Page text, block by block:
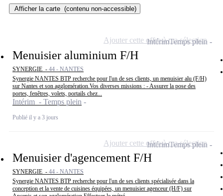
Afficher la carte (contenu non-accessible)
Menuisier aluminium F/H
SYNERGIE - 44 - NANTES
Synergie NANTES BTP recherche pour l'un de ses clients, un menuisier alu (F/H)
sur Nantes et son agglomération.Vos diverses missions : - Assurer la pose des
portes, fenêtres, volets, portails chez...
Intérim - Temps plein
Publié il y a 3 jours
IntérimTemps plein
Ajouter cette offre à ma sélection
Menuisier d'agencement F/H
SYNERGIE - 44 - NANTES
Synergie NANTES BTP recherche pour l'un de ses clients spécialisée dans la
conception et la vente de cuisines équipées, un menuisier agenceur (H/F) sur
IntérimTemps plein
Ajouter cette offre à ma sélection